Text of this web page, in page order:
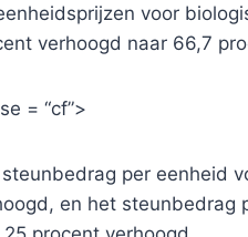
voor
verhoogd naar 66,7
= “cf”>
per eenheid
en het steunbedrag